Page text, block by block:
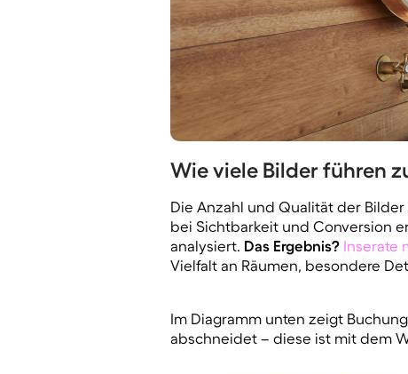
Wie viele Bilder führen
Die Anzahl und Qualität der
bei Sichtbarkeit und Conversion
analysiert. Das Ergebnis? Inserate
Vielfalt an Räumen, besondere
Im Diagramm unten zeigt
abschneidet – diese ist mit dem